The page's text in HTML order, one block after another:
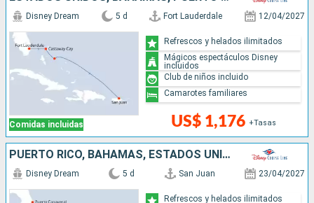
Comidas incluidas
Disney Dream 5 d Fort Lauderdale 12/04/2027
US$ 1,176 +Tasas
Refrescos y helados ilimitados
Mágicos espectáculos Disney
incluidos
Club de niños incluido
Camarotes familiares
PUERTO RICO, BAHAMAS, ESTADOS UNIDOS
Disney Dream 5 d San Juan 23/04/2027
Refrescos y helados ilimitados